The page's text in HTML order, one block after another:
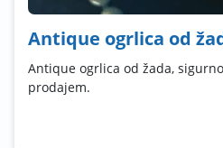
Antique ogrlica od
Antique ogrlica od žada,
prodajem.